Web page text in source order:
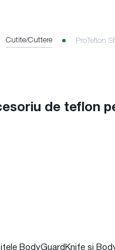
Cutite/Cuttere ProTeflon
de teflon
BodyGuardKnife si